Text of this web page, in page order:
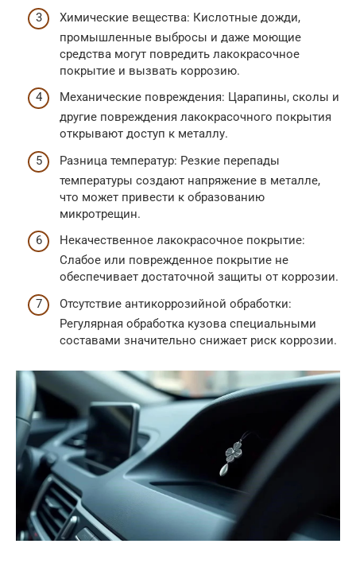
Химические вещества: Кислотные дожди,
промышленные выбросы и даже моющие
средства могут повредить лакокрасочное
покрытие и вызвать коррозию.
Механические повреждения: Царапины, сколы и
другие повреждения лакокрасочного покрытия
открывают доступ к металлу.
Разница температур: Резкие перепады
температуры создают напряжение в металле,
что может привести к образованию
микротрещин.
Некачественное лакокрасочное покрытие:
Слабое или поврежденное покрытие не
обеспечивает достаточной защиты от коррозии.
Отсутствие антикоррозийной обработки:
Регулярная обработка кузова специальными
составами значительно снижает риск коррозии.